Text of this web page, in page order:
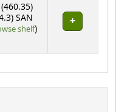
SAN
shelf(Opens below)
)